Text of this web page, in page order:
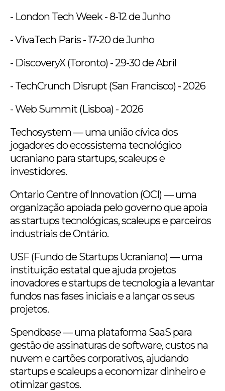
- London Tech Week - 8-12 de Junho
- VivaTech Paris - 17-20 de Junho
- DiscoveryX (Toronto) - 29-30 de Abril
- TechCrunch Disrupt (San Francisco) - 2026
- Web Summit (Lisboa) - 2026
Techosystem — uma união cívica dos
jogadores do ecossistema tecnológico
ucraniano para startups, scaleups e
investidores.
Ontario Centre of Innovation (OCI) — uma
organização apoiada pelo governo que apoia
as startups tecnológicas, scaleups e parceiros
industriais de Ontário.
USF (Fundo de Startups Ucraniano) — uma
instituição estatal que ajuda projetos
inovadores e startups de tecnologia a levantar
fundos nas fases iniciais e a lançar os seus
projetos.
Spendbase — uma plataforma SaaS para
gestão de assinaturas de software, custos na
nuvem e cartões corporativos, ajudando
startups e scaleups a economizar dinheiro e
otimizar gastos.